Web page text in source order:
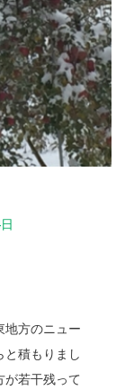
地方のニュー
と積もりまし
が若干残って